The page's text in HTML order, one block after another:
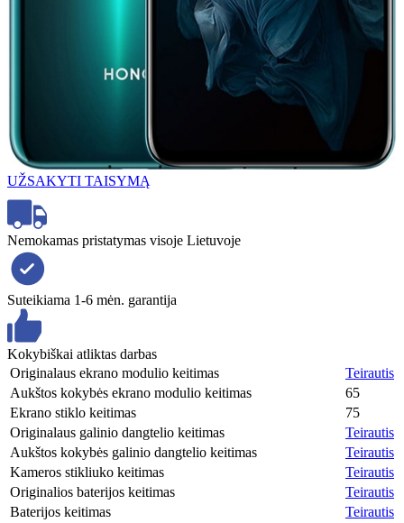
UŽSAKYTI TAISYMĄ
Nemokamas pristatymas visoje Lietuvoje
Suteikiama 1-6 mėn. garantija
Kokybiškai atliktas darbas
Originalaus ekrano modulio keitimas
Teirautis
Aukštos kokybės ekrano modulio keitimas
65
Ekrano stiklo keitimas
75
Originalaus galinio dangtelio keitimas
Teirautis
Aukštos kokybės galinio dangtelio keitimas
Teirautis
Kameros stikliuko keitimas
Teirautis
Originalios baterijos keitimas
Teirautis
Baterijos keitimas
Teirautis